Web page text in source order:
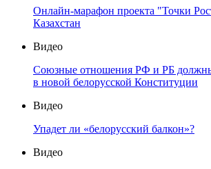
Онлайн-марафон проекта "Точки
Казахстан
Видео
Союзные отношения РФ и РБ
в новой белорусской Конституции
Видео
Упадет ли «белорусский балкон»?
Видео